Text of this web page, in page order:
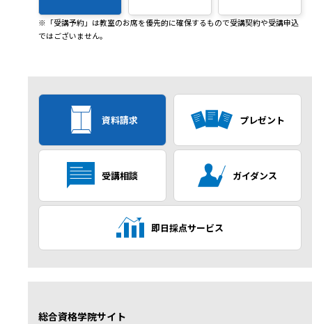
※「受講予約」は教室のお席を優先的に確保するもので受講契約や受講申込
ではございません。
資料請求 プレゼント
受講相談 ガイダンス
即日採点サービス
総合資格学院サイト